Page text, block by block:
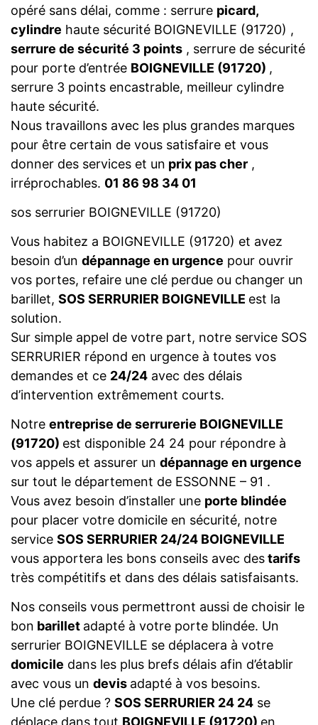
opéré sans délai, comme : serrure picard,
cylindre haute sécurité BOIGNEVILLE (91720) ,
serrure de sécurité 3 points , serrure de sécurité
pour porte d’entrée BOIGNEVILLE (91720) ,
serrure 3 points encastrable, meilleur cylindre
haute sécurité.
Nous travaillons avec les plus grandes marques
pour être certain de vous satisfaire et vous
donner des services et un prix pas cher ,
irréprochables. 01 86 98 34 01
sos serrurier BOIGNEVILLE (91720)
Vous habitez a BOIGNEVILLE (91720) et avez
besoin d’un dépannage en urgence pour ouvrir
vos portes, refaire une clé perdue ou changer un
barillet, SOS SERRURIER BOIGNEVILLE est la
solution.
Sur simple appel de votre part, notre service SOS
SERRURIER répond en urgence à toutes vos
demandes et ce 24/24 avec des délais
d’intervention extrêmement courts.
Notre entreprise de serrurerie BOIGNEVILLE
(91720) est disponible 24 24 pour répondre à
vos appels et assurer un dépannage en urgence
sur tout le département de ESSONNE – 91 .
Vous avez besoin d’installer une porte blindée
pour placer votre domicile en sécurité, notre
service SOS SERRURIER 24/24 BOIGNEVILLE
vous apportera les bons conseils avec destarifs
très compétitifs et dans des délais satisfaisants.
Nos conseils vous permettront aussi de choisir le
bon barillet adapté à votre porte blindée. Un
serrurier BOIGNEVILLE se déplacera à votre
domicile dans les plus brefs délais afin d’établir
avec vous un devis adapté à vos besoins.
Une clé perdue ? SOS SERRURIER 24 24 se
déplace dans tout BOIGNEVILLE (91720) en